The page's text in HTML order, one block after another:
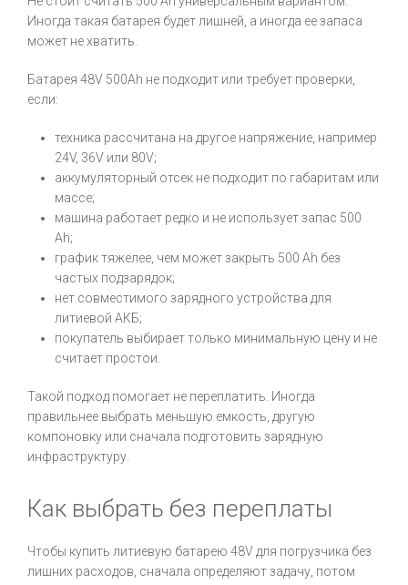
Иногда такая батарея будет лишней, а иногда ее запаса
может не хватить.
Батарея 48V 500Ah не подходит или требует проверки,
если:
техника рассчитана на другое напряжение, например
24V, 36V или 80V;
аккумуляторный отсек не подходит по габаритам или
массе;
машина работает редко и не использует запас 500
Ah;
график тяжелее, чем может закрыть 500 Ah без
частых подзарядок;
нет совместимого зарядного устройства для
литиевой АКБ;
покупатель выбирает только минимальную цену и не
считает простои.
Такой подход помогает не переплатить. Иногда
правильнее выбрать меньшую емкость, другую
компоновку или сначала подготовить зарядную
инфраструктуру.
Как выбрать без переплаты
Чтобы купить литиевую батарею 48V для погрузчика без
лишних расходов, сначала определяют задачу, потом